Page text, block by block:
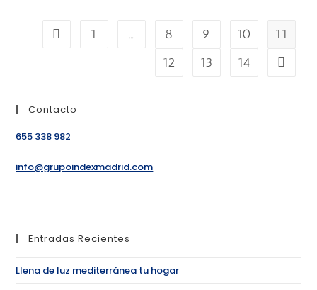
1 … 8 9 10
11
12
13 14
Contacto
655 338 982
info@grupoindexmadrid.com
Entradas Recientes
Llena de luz mediterránea tu hogar